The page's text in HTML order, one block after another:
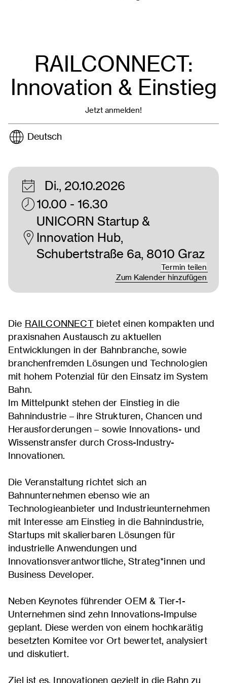
RAILCONNECT:
Innovation & Einstieg
Jetzt anmelden!
Deutsch
Di., 20.10.2026
10.00 - 16.30
UNICORN Startup &
Innovation Hub,
Schubertstraße 6a, 8010 Graz
Zum Kalender hinzufügen
Termin teilen
Die RAILCONNECTbietet einen kompakten und
praxisnahen Austausch zu aktuellen
Entwicklungen in der Bahnbranche, sowie
branchenfremden Lösungen und Technologien
mit hohem Potenzial für den Einsatz im System
Bahn.
Im Mittelpunkt stehen der Einstieg in die
Bahnindustrie – ihre Strukturen, Chancen und
Herausforderungen – sowie Innovations- und
Wissenstransfer durch Cross-Industry-
Innovationen.
Die Veranstaltung richtet sich an
Bahnunternehmen ebenso wie an
Technologieanbieter und Industrieunternehmen
mit Interesse am Einstieg in die Bahnindustrie,
Startups mit skalierbaren Lösungen für
industrielle Anwendungen und
Innovationsverantwortliche, Strateg*innen und
Business Developer.
Neben Keynotes führender OEM & Tier-1-
Unternehmen sind zehn Innovations-Impulse
geplant. Diese werden von einem hochkarätig
besetzten Komitee vor Ort bewertet, analysiert
und diskutiert.
Ziel ist es, Innovationen gezielt in die Bahn zu